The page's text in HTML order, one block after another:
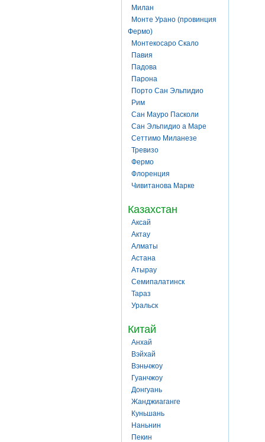
Милан
Монте Урано (провинция
Фермо)
Монтекосаро Скало
Павия
Падова
Парона
Порто Сан Эльпидио
Рим
Сан Мауро Пасколи
Сан Эльпидио а Маре
Сеттимо Миланезе
Тревизо
Фермо
Флоренция
Чивитанова Марке
Казахстан
Аксай
Актау
Алматы
Астана
Атырау
Семипалатинск
Тараз
Уральск
Китай
Анхай
Вэйхай
Вэньчжоу
Гуанчжоу
Донгуань
Жанджиаганге
Куньшань
Наньнин
Пекин